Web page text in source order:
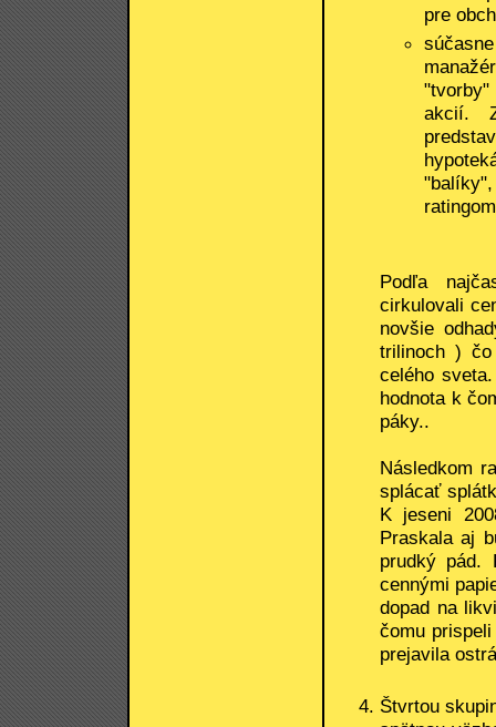
pre
akcií.
Podľa
cirkulovali
novšie
trilinoch )
celého
hodnota k
páky..
Následkom
splácať
K jeseni
Praskala aj
prudký pád.
cennými
dopad na
čomu
prejavila
Štvrtou